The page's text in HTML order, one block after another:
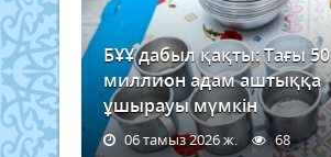
БҰҰ дабыл қақты: Тағы 50
миллион адам аштыққа
ұшырауы мүмкін
06 тамыз 2026 ж. 68